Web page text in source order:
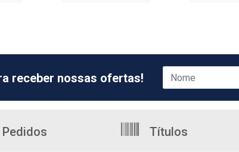
receber nossas ofertas!
Títulos